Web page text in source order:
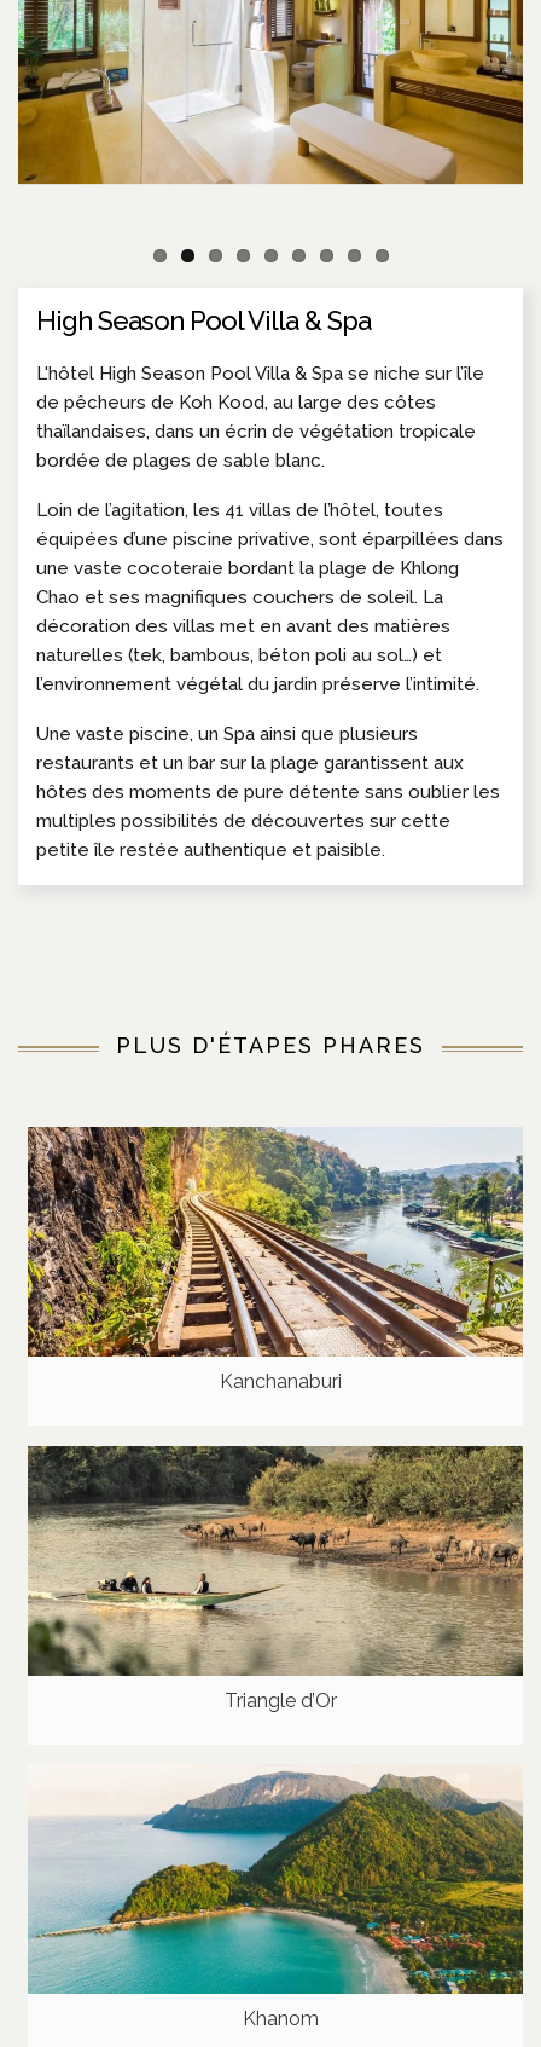
High Season Pool Villa & Spa
L'hôtel High Season Pool Villa & Spa se niche sur l’île
de pêcheurs de Koh Kood, au large des côtes
thaïlandaises, dans un écrin de végétation tropicale
bordée de plages de sable blanc.
Loin de l’agitation, les 41 villas de l’hôtel, toutes
équipées d’une piscine privative, sont éparpillées dans
une vaste cocoteraie bordant la plage de Khlong
Chao et ses magnifiques couchers de soleil. La
décoration des villas met en avant des matières
naturelles (tek, bambous, béton poli au sol…) et
l’environnement végétal du jardin préserve l’intimité.
Une vaste piscine, un Spa ainsi que plusieurs
restaurants et un bar sur la plage garantissent aux
hôtes des moments de pure détente sans oublier les
multiples possibilités de découvertes sur cette
petite île restée authentique et paisible.
PLUS D'ÉTAPES PHARES
Kanchanaburi
Triangle d’Or
Khanom